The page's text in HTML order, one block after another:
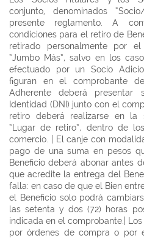
conjunto, denominados
presente reglamento. A
condiciones para el retiro de
retirado personalmente por
“Jumbo Más”, salvo en los
efectuado por un Socio
figuran en el comprobante
Adherente deberá presentar
Identidad (DNI) junto con el
retiro deberá realizarse en la
“Lugar de retiro”, dentro de
comercio. | El canje con
pago de una suma en pesos
Beneficio deberá abonar antes
que acredite la entrega del
falla: en caso de que el Bien
el Beneficio solo podrá
las setenta y dos (72) horas
indicada en el comprobante.|
por órdenes de compra o por